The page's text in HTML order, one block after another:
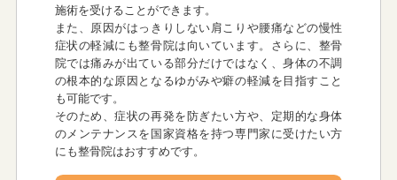
施術を受けることができます。
また、原因がはっきりしない肩こりや腰痛などの慢性
症状の軽減にも整骨院は向いています。さらに、整骨
院では痛みが出ている部分だけではなく、身体の不調
の根本的な原因となるゆがみや癖の軽減を目指すこと
も可能です。
そのため、症状の再発を防ぎたい方や、定期的な身体
のメンテナンスを国家資格を持つ専門家に受けたい方
にも整骨院はおすすめです。